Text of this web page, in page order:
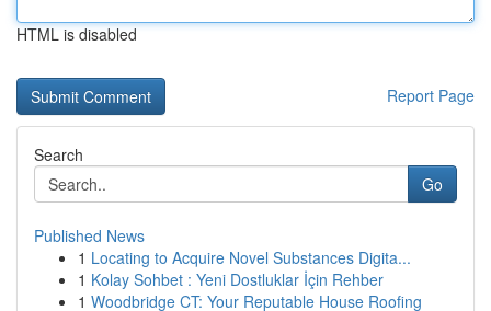
HTML is disabled
Report Page
Search
Go
Published News
1 Locating to Acquire Novel Substances Digita...
1 Kolay Sohbet : Yeni Dostluklar İçin Rehber
1 Woodbridge CT: Your Reputable House Roofing